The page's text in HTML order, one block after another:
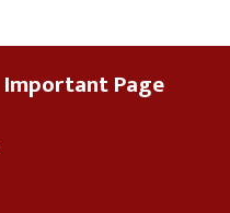
Important Page